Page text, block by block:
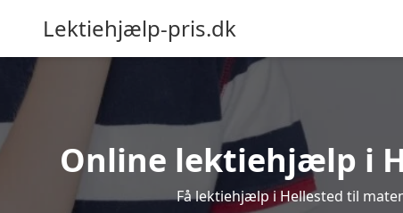
Lektiehjælp-pris.dk
Online lektiehjælp i
Få lektiehjælp i Hellested til